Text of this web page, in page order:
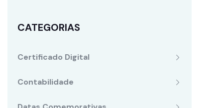
CATEGORIAS
Certificado Digital
Contabilidade